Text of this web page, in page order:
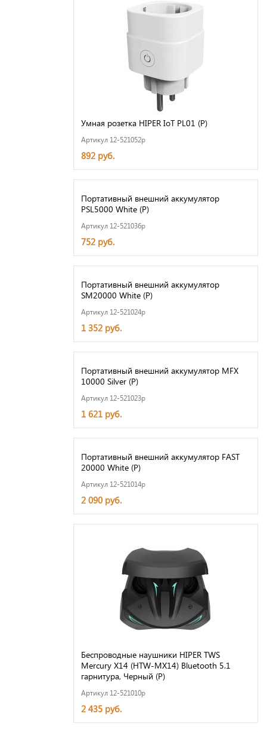
Умная розетка HIPER IoT PL01 (Р)
Артикул 12-521052p
892 руб.
Портативный внешний аккумулятор
PSL5000 White (Р)
Артикул 12-521036p
752 руб.
Портативный внешний аккумулятор
SM20000 White (Р)
Артикул 12-521024p
1 352 руб.
Портативный внешний аккумулятор MFX
10000 Silver (Р)
Артикул 12-521023p
1 621 руб.
Портативный внешний аккумулятор FAST
20000 White (Р)
Артикул 12-521014p
2 090 руб.
Беспроводные наушники HIPER TWS
Mercury X14 (HTW-MX14) Bluetooth 5.1
гарнитура, Черный (Р)
Артикул 12-521010p
2 435 руб.